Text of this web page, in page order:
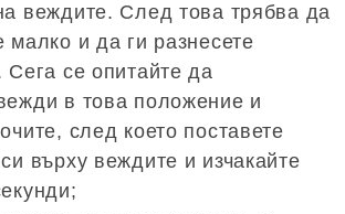
веждите. След това трябва да
малко и да ги разнесете
Сега се опитайте да
в това положение и
след което поставете
върху веждите и изчакайте